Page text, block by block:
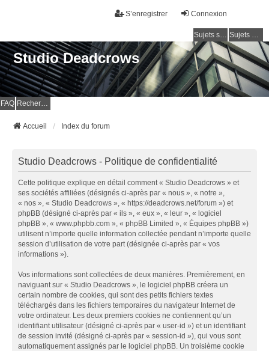
Connexion
S’enregistrer
Sujets sans réponse Sujets actifs
Studio Deadcrows
FAQ Rechercher
Accueil Index du forum
Studio Deadcrows - Politique de confidentialité
Cette politique explique en détail comment « Studio Deadcrows » et
ses sociétés affiliées (désignés ci-après par « nous », « notre »,
« nos », « Studio Deadcrows », « https://deadcrows.net/forum ») et
phpBB (désigné ci-après par « ils », « eux », « leur », « logiciel
phpBB », « www.phpbb.com », « phpBB Limited », « Équipes phpBB »)
utilisent n’importe quelle information collectée pendant n’importe quelle
session d’utilisation de votre part (désignée ci-après par « vos
informations »).
Vos informations sont collectées de deux manières. Premièrement, en
naviguant sur « Studio Deadcrows », le logiciel phpBB créera un
certain nombre de cookies, qui sont des petits fichiers textes
téléchargés dans les fichiers temporaires du navigateur Internet de
votre ordinateur. Les deux premiers cookies ne contiennent qu’un
identifiant utilisateur (désigné ci-après par « user-id ») et un identifiant
de session invité (désigné ci-après par « session-id »), qui vous sont
automatiquement assignés par le logiciel phpBB. Un troisième cookie